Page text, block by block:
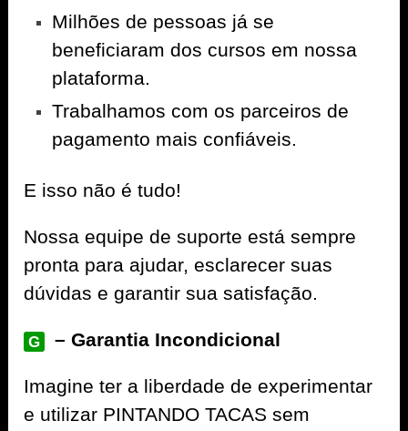
Milhões de pessoas já se
beneficiaram dos cursos em nossa
plataforma.
Trabalhamos com os parceiros de
pagamento mais confiáveis.
E isso não é tudo!
Nossa equipe de suporte está sempre
pronta para ajudar, esclarecer suas
dúvidas e garantir sua satisfação.
G – Garantia Incondicional
Imagine ter a liberdade de experimentar
e utilizar PINTANDO TACAS sem